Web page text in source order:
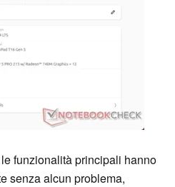
funzionalità principali hanno
senza alcun problema,